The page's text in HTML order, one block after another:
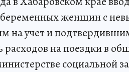
женщин с
на учет и
расходов на поездки в
социальной